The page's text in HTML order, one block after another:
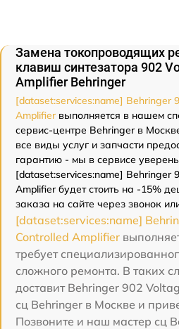
Замена токопроводящих
клавиш синтезатора 902
Amplifier Behringer
[dataset:services:name] Behringer
Amplifier выполняется в нашем
сервис-центре Behringer в
все виды услуг и запчасти
гарантию - мы в сервисе
[dataset:services:name] Behringer
Amplifier будет стоить на -15%
заказа на сайте через звонок
[dataset:services:name]
Controlled Amplifier
требует
сложного ремонта. В таких
доставит Behringer 902
сц Behringer в Москве и
Позвоните и наш мастер сц